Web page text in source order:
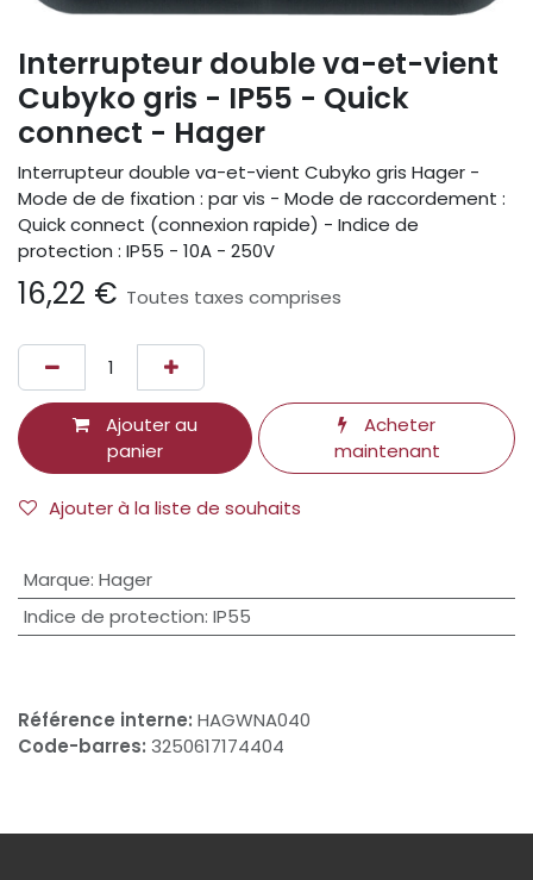
Interrupteur double va-et-vient
Cubyko gris - IP55 - Quick
connect - Hager
Interrupteur double va-et-vient Cubyko gris Hager -
Mode de de fixation : par vis - Mode de raccordement :
Quick connect (connexion rapide) - Indice de
protection : IP55 - 10A - 250V
16,22 € Toutes taxes comprises
Ajouter au
panier
Acheter
maintenant
Ajouter à la liste de souhaits
Marque: Hager
Indice de protection: IP55
Référence interne: HAGWNA040
Code-barres: 3250617174404